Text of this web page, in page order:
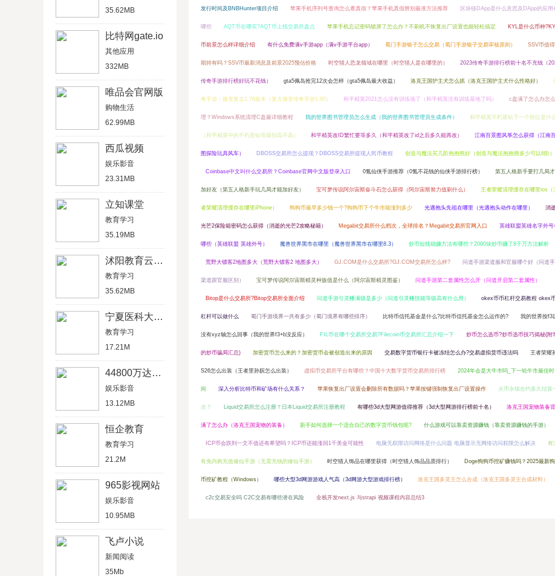
35.62MB
比特网gate.io
其他应用
332MB
唯品会官网版
购物生活
62.99MB
西瓜视频
娱乐影音
23.31MB
立知课堂
教育学习
35.19MB
沭阳教育云平台
教育学习
35.62MB
宁夏医科大学研究生院
教育学习
17.21M
44800万达影视院
娱乐影音
13.12MB
恒企教育
教育学习
21.2M
965影视网站
娱乐影音
10.95MB
飞卢小说
新闻阅读
35Mb
发行时间及BNBHunter项目介绍 苹果手机序列号查询怎么看真假？苹果手机真假辨别最准方法推荐 区块链DApp是什么意思及DApp的应用
哪些 AQT币在哪买?AQT币上线交易所盘点 苹果手机忘记密码锁屏了怎么办？不刷机不恢复出厂设置也能轻松搞定 KYL是什么币种
币前景怎么样详细介绍 有什么免费满v手游app（满v手游平台app） 蜀门手游银子怎么交易（蜀门手游银子交易审核原则） SSV币值
期持有吗？SSV币最新消息及前景2025预估价格 时空猎人恐龙领域在哪里（时空猎人是在哪里的） 2023传奇手游排行榜前十名不充钱（
传奇手游排行榜好玩不花钱） gta5佩岛抢完12次会怎样（gta5佩岛最大收益） 洛克王国护主犬怎么抓（洛克王国护主犬什么性格好）
奇手游：微变复古1.76版本（复古微变传奇手游1.80） 和平精英2021怎么没有训练场了（和平精英没有训练基地了吗） c盘满了怎么办怎
理？Windows系统清理C盘最详细教程 我的世界图书管理员怎么生成（我的世界图书管理员生成条件） 和平精英不朽星钻下一个段位是什
（和平精英中的不朽星钻等级别高不高） 和平精英改ID繁忙要等多久（和平精英改了id之后多久能再改） 江南百景图风筝怎么获得（江南
图探险玩具风车） DBOSS交易所怎么提现？DBOSS交易所提现人民币教程 创造与魔法买几阶抱抱熊好（创造与魔法抱抱熊多少可以6阶）
Coinbase中文叫什么交易所？Coinbase官网中文版登录入口 0氪仙侠手游推荐（0氪不花钱的仙侠手游排行榜） 第五人格新手要打几局
加好友（第五人格新手玩几局才能加好友） 宝可梦传说阿尔宙斯奋斗石怎么获得（阿尔宙斯努力值刷什么） 王者荣耀清理缓存在哪里ios（
者荣耀清理缓存在哪里iPhone） 狗狗币最早多少钱一个?狗狗币下个牛市能涨到多少 光遇抱头先祖在哪里（光遇抱头动作在哪里） 消
光芒2保险箱密码怎么获得（消逝的光芒2攻略秘籍） Megabit交易所什么档次，全球排名？Megabit交易所官网入口 英雄联盟英雄名字外号
哪些（英雄联盟 英雄外号） 魔兽世界黑市在哪里（魔兽世界黑市在哪里8.3） 炒币短线稳赚方法有哪些？2000块炒币赚了8千万方法解析
荒野大镖客2地图多大（荒野大镖客2 地图多大） GJ.COM是什么交易所?GJ.COM交易所怎么样? 问道手游渠道服和官服哪个好（问道
渠道跟官服区别） 宝可梦传说阿尔宙斯精灵种族值是什么（阿尔宙斯精灵图鉴） 问道手游第二套属性怎么开（问道开启第二套属性）
Bitop是什么交易所?Bitop交易所全面介绍 问道手游引灵幡满级是多少（问道引灵幡技能等级高有什么用） okex币币杠杆交易教程 okex
杠杆可以做什么 蜀门手游境界一共有多少（蜀门境界有哪些排序） 比特币信托基金是什么?比特币信托基金怎么运作的? 我的世界按f3
没有xyz轴怎么回事（我的世界f3+b没反应） FIL币在哪个交易所交易?Filecoin币交易所汇总介绍一下 炒币怎么选币?炒币选币技巧揭秘(附
的炒币骗局汇总) 加密货币怎么来的？加密货币会被创造出来的原因 交易数字货币银行卡被冻结怎么办?交易虚拟货币违法吗 王者荣耀
S26怎么出装（王者里孙膑怎么出装） 虚拟币交易所平台有哪些？中国十大数字货币交易所排行榜 2024年会是大牛市吗_下一轮牛市最佳时
间 深入分析比特币和矿场有什么关系？ 苹果恢复出厂设置会删除所有数据吗？苹果按键强制恢复出厂设置操作 火币永续合约多久结算
次？ Liquid交易所怎么注册？日本Liquid交易所注册教程 有哪些3d大型网游值得推荐（3d大型网游排行榜前十名） 洛克王国宠物装备
满了怎么办（洛克王国宠物的装备） 新手如何选择一个适合自己的数字货币钱包呢? 什么游戏可以靠卖资源赚钱（靠卖资源赚钱的手游）
ICP币会跌到一文不值还有希望吗？ICP币还能涨回1千美金可能性 电脑无权限访问网络是什么问题 电脑显示无网络访问权限怎么解决 有
有免内购充值修仙手游（无需充钱的修仙手游） 时空猎人饰品在哪里获得（时空猎人饰品品质排行） Doge狗狗币挖矿赚钱吗？2025最新
币挖矿教程（Windows） 哪些大型3d网游游戏人气高（3d网游大型游戏排行榜） 洛克王国多灵主怎么合成（洛克王国多灵主合成材料）
c2c交易安全吗 C2C交易有哪些潜在风险 全栈开发next.js 与strapi 视频课程内容总结3